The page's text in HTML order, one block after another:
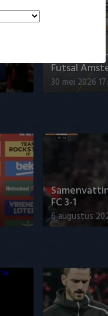
Futsal
30 mei 2026
FC 3-1
6 augustus